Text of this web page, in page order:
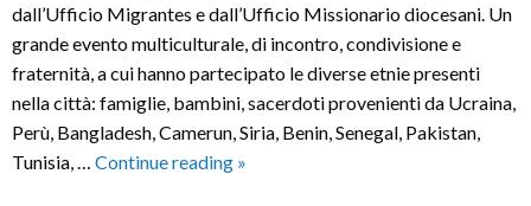
dall’Ufficio Migrantes e dall’Ufficio Missionario diocesani. Un
grande evento multiculturale, di incontro, condivisione e
fraternità, a cui hanno partecipato le diverse etnie presenti
nella città: famiglie, bambini, sacerdoti provenienti da Ucraina,
Perù, Bangladesh, Camerun, Siria, Benin, Senegal, Pakistan,
Tunisia, … Continue reading “Meeting
»